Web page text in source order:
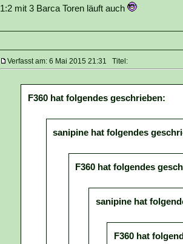
1:2 mit 3 Barca Toren läuft auch
Verfasst am: 6 Mai 2015 21:31 Titel:
F360 hat folgendes geschrieben:
sanipine hat folgendes
F360 hat folgendes
sanipine hat
F360 hat